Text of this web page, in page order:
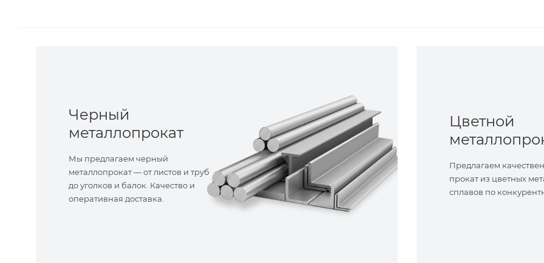
Черный
металлопрокат
Мы предлагаем черный
металлопрокат — от листов и труб
до уголков и балок. Качество и
оперативная доставка.
Цветной
Предлагаем
прокат из цветных
сплавов по